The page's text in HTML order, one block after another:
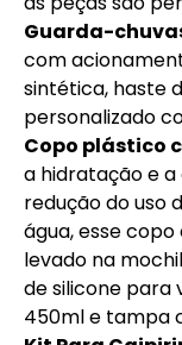
Guarda-
com
sintética, haste
personalizado
Copo plástico
a hidratação e
redução do uso
água, esse
levado na
de silicone para
450ml e tampa